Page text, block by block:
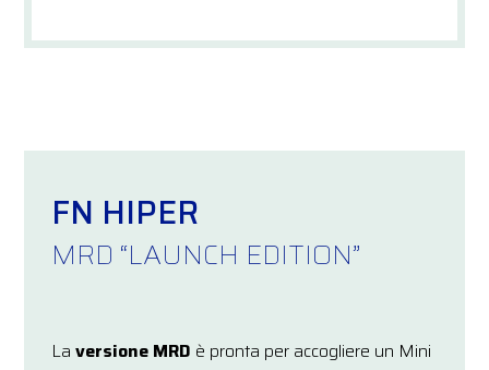
FN HIPER
MRD “LAUNCH EDITION”
Laversione MRD è pronta per accogliere un Mini